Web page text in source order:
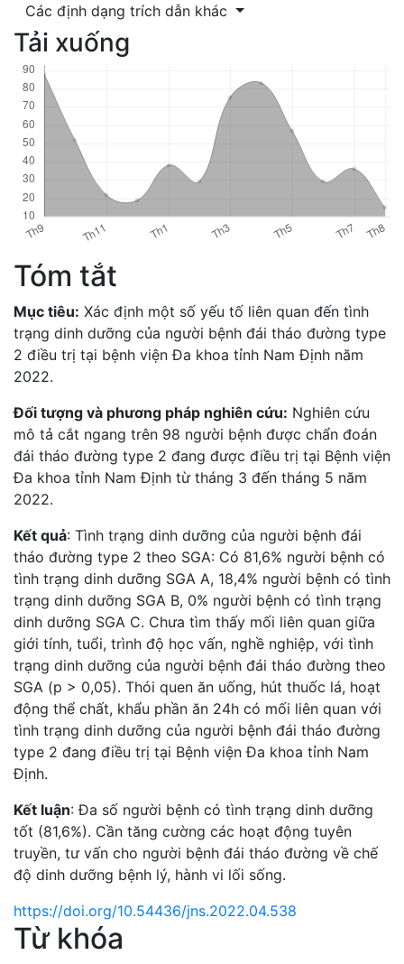
Các định dạng trích dẫn khác
Tải xuống
Tóm tắt
Mục tiêu: Xác định một số yếu tố liên quan đến tình
trạng dinh dưỡng của người bệnh đái tháo đường type
2 điều trị tại bệnh viện Đa khoa tỉnh Nam Định năm
2022.
Đối tượng và phương pháp nghiên cứu: Nghiên cứu
mô tả cắt ngang trên 98 người bệnh được chẩn đoán
đái tháo đường type 2 đang được điều trị tại Bệnh viện
Đa khoa tỉnh Nam Định từ tháng 3 đến tháng 5 năm
2022.
Kết quả: Tình trạng dinh dưỡng của người bệnh đái
tháo đường type 2 theo SGA: Có 81,6% người bệnh có
tình trạng dinh dưỡng SGA A, 18,4% người bệnh có tình
trạng dinh dưỡng SGA B, 0% người bệnh có tình trạng
dinh dưỡng SGA C. Chưa tìm thấy mối liên quan giữa
giới tính, tuổi, trình độ học vấn, nghề nghiệp, với tình
trạng dinh dưỡng của người bệnh đái tháo đường theo
SGA (p > 0,05). Thói quen ăn uống, hút thuốc lá, hoạt
động thể chất, khẩu phần ăn 24h có mối liên quan với
tình trạng dinh dưỡng của người bệnh đái tháo đường
type 2 đang điều trị tại Bệnh viện Đa khoa tỉnh Nam
Định.
Kết luận: Đa số người bệnh có tình trạng dinh dưỡng
tốt (81,6%). Cần tăng cường các hoạt động tuyên
truyền, tư vấn cho người bệnh đái tháo đường về chế
độ dinh dưỡng bệnh lý, hành vi lối sống.
https://doi.org/10.54436/jns.2022.04.538
Từ khóa